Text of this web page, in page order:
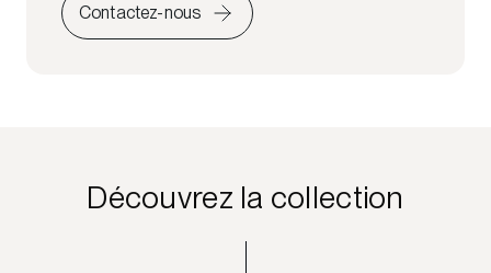
Contactez-nous
Découvrez la collection